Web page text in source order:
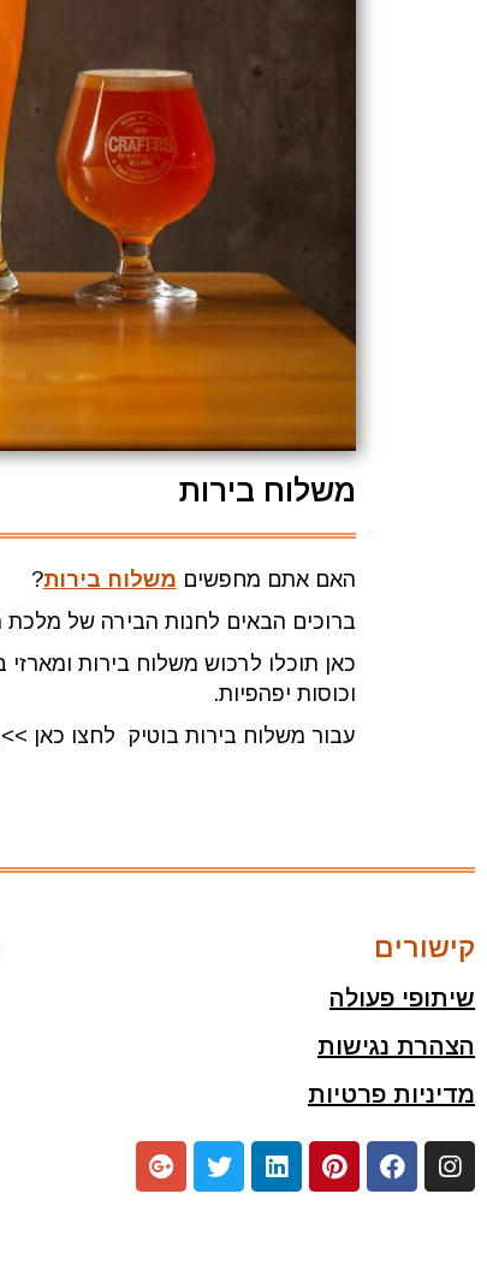
משלוח בירות
האם אתם מחפשים משלוח בירות?
ברוכים הבאים לחנות הבירה של מלכת
כאן תוכלו לרכוש משלוח בירות
וכוסות יפהפיות.
עבור משלוח בירות בוטיק לחצו כאן >>
קישורים
שיתופי פעולה
הצהרת נגישות
מדיניות פרטיות